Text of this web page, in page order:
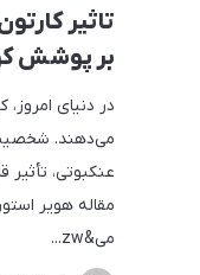
تاثیر
بر پوشش
در دنیای
می‌دهند.
عنکبوتی،
مقاله هویر
می&zw...